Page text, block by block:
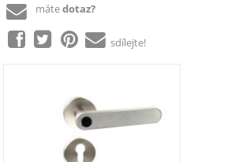
mátedotaz?
sdílejte!